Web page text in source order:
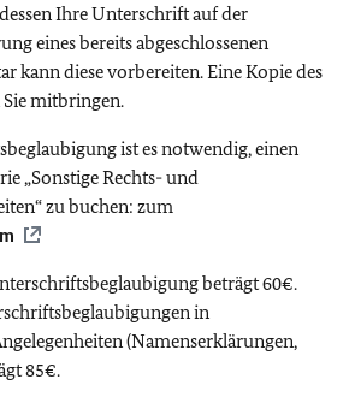
Ihre Unterschrift auf der
eines bereits abgeschlossenen
kann diese vorbereiten. Eine Kopie des
mitbringen.
ist es notwendig, einen
„Sonstige Rechts- und
zu buchen: zum
beträgt60€.
in
(Namenserklärungen,
85€.